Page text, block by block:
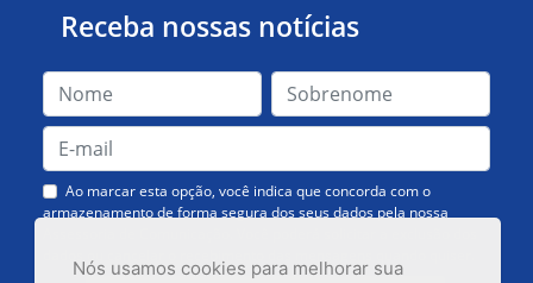
Nós usamos cookies para melhorar sua
Receba nossas notícias
Ao marcar esta opção, você indica que concorda com o
armazenamento de forma segura dos seus dados pela nossa